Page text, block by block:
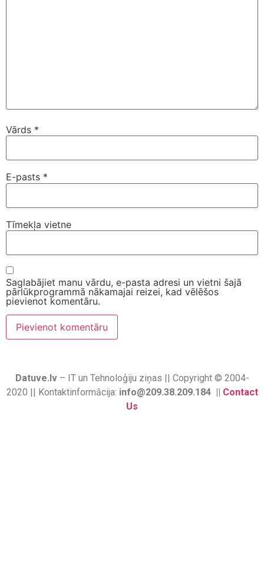
Vārds *
E-pasts *
Tīmekļa vietne
Saglabājiet manu vārdu, e-pasta adresi un vietni šajā
pārlūkprogrammā nākamajai reizei, kad vēlēšos
pievienot komentāru.
Datuve.lv– IT un Tehnoloģiju ziņas || Copyright © 2004-
2020 || Kontaktinformācija: info@209.38.209.184 || Contact
Us